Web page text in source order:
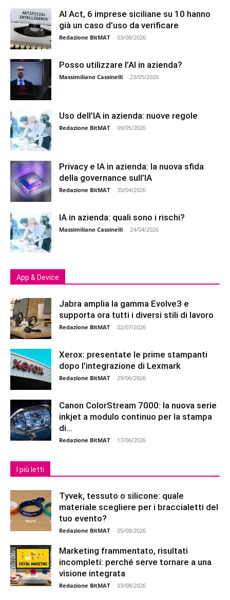
AI Act, 6 imprese siciliane su 10 hanno
già un caso d’uso da verificare
Redazione BitMAT - 03/08/2026
Posso utilizzare l’AI in azienda?
Massimiliano Cassinelli - 23/05/2026
Uso dell’IA in azienda: nuove regole
Redazione BitMAT - 09/05/2026
Privacy e IA in azienda: la nuova sfida
della governance sull’IA
Redazione BitMAT - 30/04/2026
IA in azienda: quali sono i rischi?
Massimiliano Cassinelli - 24/04/2026
App & Device
Jabra amplia la gamma Evolve3 e
supporta ora tutti i diversi stili di lavoro
Redazione BitMAT - 02/07/2026
Xerox: presentate le prime stampanti
dopo l’integrazione di Lexmark
Redazione BitMAT - 29/06/2026
Canon ColorStream 7000: la nuova serie
inkjet a modulo continuo per la stampa
di...
Redazione BitMAT - 17/06/2026
I più letti
Tyvek, tessuto o silicone: quale
materiale scegliere per i braccialetti del
tuo evento?
Redazione BitMAT - 05/08/2026
Marketing frammentato, risultati
incompleti: perché serve tornare a una
visione integrata
Redazione BitMAT - 03/08/2026